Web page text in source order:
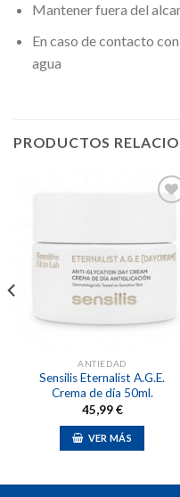
Mantener fuera del
En caso de contacto
agua
PRODUCTOS
Añadir
a la
lista de
ANTIEDAD
Sensilis Eternalist A.G.E.
Crema de día 50ml.
45,99€
VER MÁS